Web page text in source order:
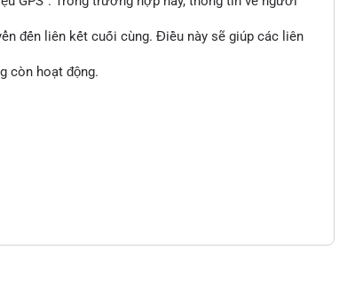
đến liên kết cuối cùng. Điều này sẽ giúp các liên
còn hoạt động.